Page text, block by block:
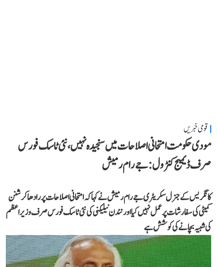
قومی خبریں
مودی حکومت امتحانی اصلاحات میں سنجیدہ نہیں، نئی ٹاسک فورس
صرف ڈیمیج کنٹرول: جے رام رمیش
کانگریس کے جنرل سکریٹری جے رام رمیش نے کہا کہ امتحانی اصلاحات پر رادھاکرشنن
کمیٹی کی سفارشات پر عمل نہیں کیا اور نندن نیلیکنی کی نئی ٹاسک فورس صرف وزیر اعظم
کی شبیہ بچانے کی کوشش ہے